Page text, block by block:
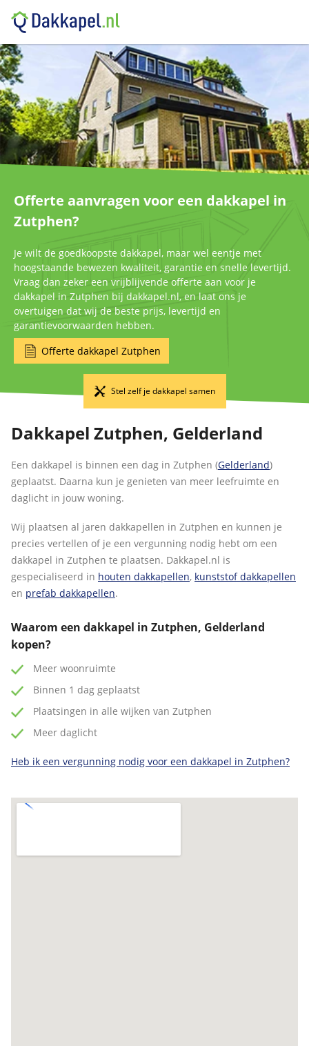
Offerte aanvragen voor een dakkapel in
Zutphen?
Je wilt de goedkoopste dakkapel, maar wel eentje met
hoogstaande bewezen kwaliteit, garantie en snelle levertijd.
Vraag dan zeker een vrijblijvende offerte aan voor je
dakkapel in Zutphen bij dakkapel.nl, en laat ons je
overtuigen dat wij de beste prijs, levertijd en
garantievoorwaarden hebben.
Offerte dakkapel Zutphen
Stel zelf je dakkapel samen
Dakkapel Zutphen, Gelderland
Een dakkapel is binnen een dag in Zutphen (Gelderland)
geplaatst. Daarna kun je genieten van meer leefruimte en
daglicht in jouw woning.
Wij plaatsen al jaren dakkapellen in Zutphen en kunnen je
precies vertellen of je een vergunning nodig hebt om een
dakkapel in Zutphen te plaatsen. Dakkapel.nl is
gespecialiseerd in houten dakkapellen, kunststof dakkapellen
en prefab dakkapellen.
Waarom een dakkapel in Zutphen, Gelderland
kopen?
Meer woonruimte
Binnen 1 dag geplaatst
Plaatsingen in alle wijken van Zutphen
Meer daglicht
Heb ik een vergunning nodig voor een dakkapel in Zutphen?